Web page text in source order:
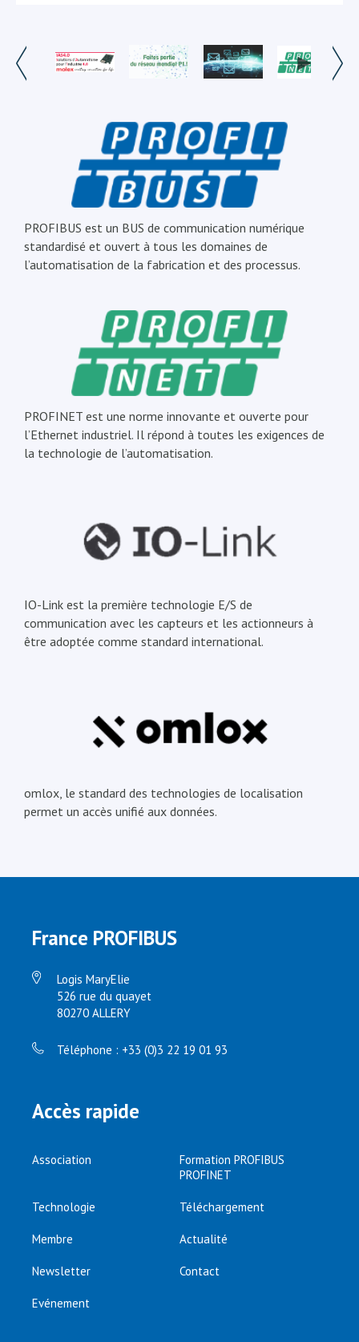
PROFIBUS est un BUS de communication numérique
standardisé et ouvert à tous les domaines de
l’automatisation de la fabrication et des processus.
PROFINET est une norme innovante et ouverte pour
l’Ethernet industriel. Il répond à toutes les exigences de
la technologie de l’automatisation.
IO-Link est la première technologie E/S de
communication avec les capteurs et les actionneurs à
être adoptée comme standard international.
omlox, le standard des technologies de localisation
permet un accès unifié aux données.
France PROFIBUS
Logis MaryElie
526 rue du quayet
80270 ALLERY
Téléphone : +33 (0)3 22 19 01 93
Accès rapide
Association
Formation PROFIBUS
PROFINET
Technologie Téléchargement
Membre Actualité
Newsletter Contact
Evénement